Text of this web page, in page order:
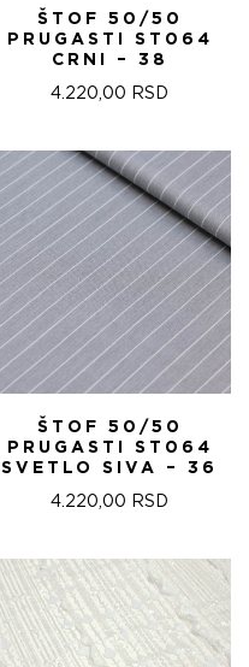
ŠTOF 50/50
PRUGASTI ST064
CRNI – 38
4.220,00 RSD
ŠTOF 50/50
PRUGASTI ST064
SVETLO SIVA – 36
4.220,00 RSD